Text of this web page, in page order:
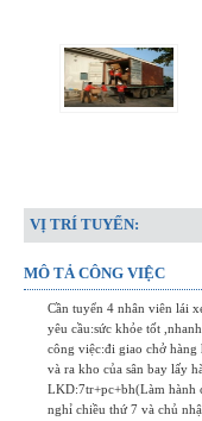
VỊ TRÍ TUYỂN:
MÔ TẢ CÔNG VIỆC
Cần tuyển 4 nhân viên lái
yêu cầu:sức khỏe tốt
công việc:đi giao chở hàng
và ra kho của sân bay lấy
LKD:7tr+pc+bh(Làm hành
nghỉ chiều thứ 7 và chủ